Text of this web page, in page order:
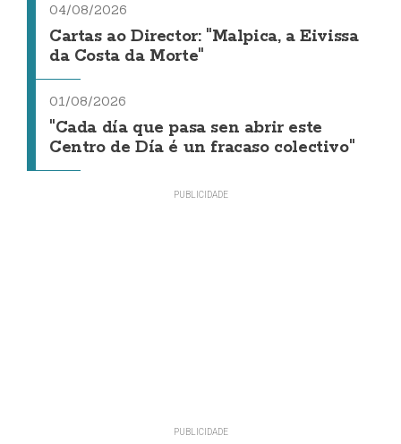
04/08/2026
Cartas ao Director: "Malpica, a Eivissa
da Costa da Morte"
01/08/2026
"Cada día que pasa sen abrir este
Centro de Día é un fracaso colectivo"